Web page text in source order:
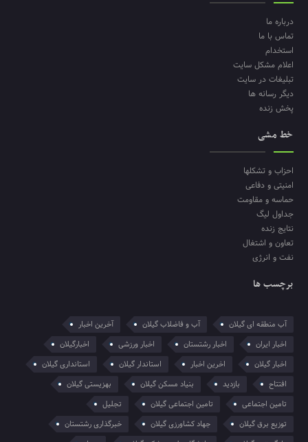
درباره ما
تماس با ما
استخدام
اعلام مشکل سایت
تبلیغات در سایت
دیگر رسانه ها
پخش زنده
خط مشی
احزاب و تشکلها
امنیتی و دفاعی
حماسه و مقاومت
جداول لیگ
نتایج زنده
تعاون و اشتغال
نفت و انرژی
برچسب ها
آب منطقه ای گیلان آب و فاضلاب گیلان
آخرین اخبار
اخبار ایران
اخبار رشتستان اخبار ورزشی
اخبارگیلان
اخبار گیلان
اخرین اخبار استاندار گیلان
استانداری گیلان
افتتاح
بازدید بنیاد مسکن گیلان
بهزیستی گیلان
تامین اجتماعی
تامین اجتماعی گیلان
تجلیل
توزیع برق گیلان
جهاد کشاورزی گیلان
خبرگذاری رشتستان